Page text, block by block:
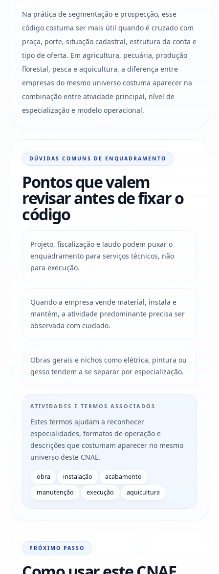
Na prática de segmentação e prospecção, esse
código costuma ser mais útil quando é cruzado com
praça, porte, situação cadastral, estrutura da conta e
tipo de oferta. Em agricultura, pecuária, produção
florestal, pesca e aquicultura, a diferença entre
empresas do mesmo universo costuma aparecer na
combinação entre atividade principal, nível de
especialização e modelo operacional.
DÚVIDAS COMUNS DE ENQUADRAMENTO
Pontos que valem
revisar antes de fixar o
código
Projeto, fiscalização e laudo podem puxar o
enquadramento para serviços técnicos, não
para execução.
Quando a empresa vende material, instala e
mantém, a atividade predominante precisa ser
observada com cuidado.
Obras gerais e nichos como elétrica, pintura ou
gesso tendem a se separar por especialização.
ATIVIDADES E TERMOS ASSOCIADOS
Estes termos ajudam a reconhecer
especialidades, formatos de operação e
descrições que costumam aparecer no mesmo
universo deste CNAE.
obra instalação
acabamento
manutenção
execução aquicultura
PRÓXIMO PASSO